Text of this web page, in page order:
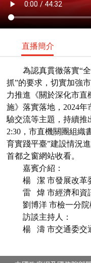
直播簡介
為認真貫徹落實“
抓”的要求，切實加強
力推進《關於深化市
施》落實落地，2024
驗交流等主題，持續推
2:30，市直機關團組織
育實踐平臺”建設情況
首都之窗網站收看。
嘉賓介紹：
楊 潔 市發展改革
雷 煒 市經濟和資訊
劉博洋 市檢一分院
訪談主持人：
楊 濤 市交通委交通